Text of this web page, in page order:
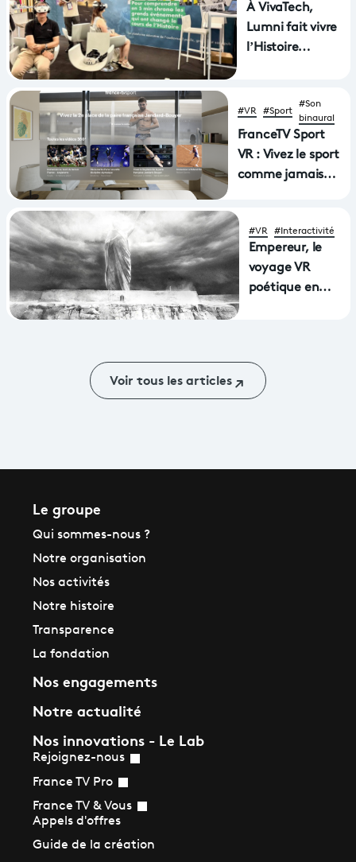
À VivaTech,
Lumni fait vivre
l’Histoire
#VR #Sport
#Son
binaural
FranceTV Sport
VR : Vivez le sport
comme jamais
nouvelle
application
disponible sur les
casques de
réalité virtuelle
Apple Vision Pro
#VR #Interactivité
Empereur, le
voyage VR
poétique en
Voir tous les articles
Le groupe
Qui sommes-nous ?
Notre organisation
Nos activités
Notre histoire
Transparence
La fondation
Nos engagements
Notre actualité
Nos innovations - Le Lab
Rejoignez-nous
France TV Pro
France TV & Vous
Appels d'offres
Guide de la création